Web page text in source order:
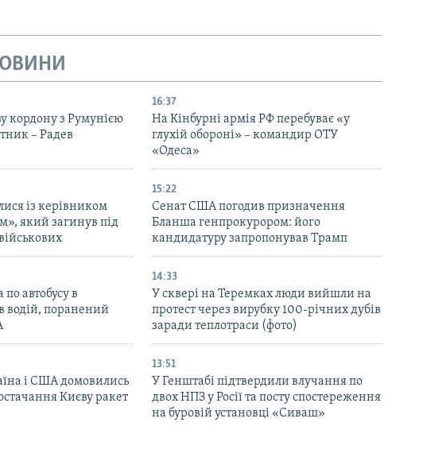
кордону з Румунією
– Радев
16:37
На Кінбурні армія РФ перебуває «у
глухій обороні» – командир ОТУ
«Одеса»
із керівником
який загинув під
15:22
Сенат США погодив призначення
Бланша генпрокурором: його
кандидатуру запропонував Трамп
автобусу в
водій, поранений
14:33
У сквері на Теремках люди вийшли на
протест через вирубку 100-річних дубів
заради теплотраси (фото)
і США домовились
Києву ракет
13:51
У Генштабі підтвердили влучання по
двох НПЗ у Росії та посту спостереження
на буровій установці «Сиваш»